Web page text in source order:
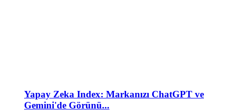
Yapay Zeka Index: Markanızı ChatGPT ve
Gemini'de Görünü...